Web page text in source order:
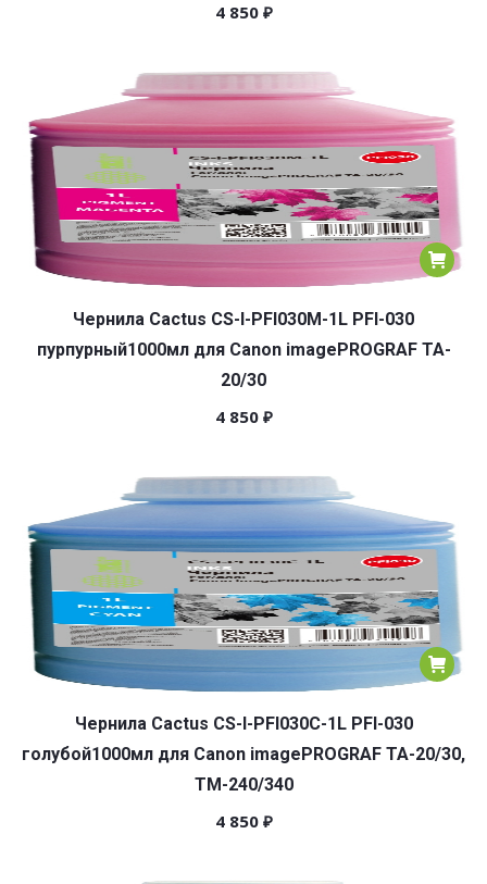
4 850 ₽
Чернила Cactus CS-I-PFI030M-1L PFI-030
пурпурный1000мл для Canon imagePROGRAF TA-
20/30
4 850 ₽
Чернила Cactus CS-I-PFI030C-1L PFI-030
голубой1000мл для Canon imagePROGRAF TA-20/30,
TM-240/340
4 850 ₽